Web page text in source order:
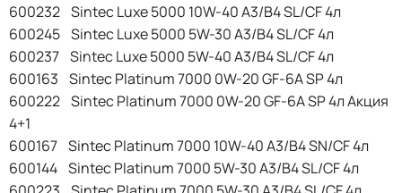
600232 Sintec Luxe 5000 10W-40 A3/B4 SL/CF 4л
600245 Sintec Luxe 5000 5W-30 A3/B4 SL/CF 4л
600237 Sintec Luxe 5000 5W-40 A3/B4 SL/CF 4л
600163 Sintec Platinum 7000 0W-20 GF-6A SP 4л
600222 Sintec Platinum 7000 0W-20 GF-6A SP 4л Акция
4+1
600167 Sintec Platinum 7000 10W-40 A3/B4 SN/CF 4л
600144 Sintec Platinum 7000 5W-30 A3/B4 SL/CF 4л